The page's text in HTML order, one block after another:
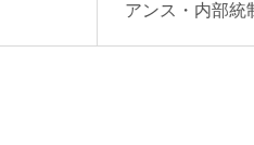
アンス・内部